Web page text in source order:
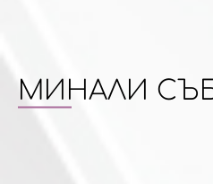
МИНАЛИ